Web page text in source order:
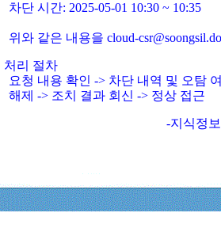
차단 시간: 2025-05-01 10:30 ~ 10:35
위와 같은 내용을 cloud-
처리 절차
요청 내용 확인 -> 차단 내역 및 오탐
해제 -> 조치 결과 회신 -> 정상 접근
-지식정